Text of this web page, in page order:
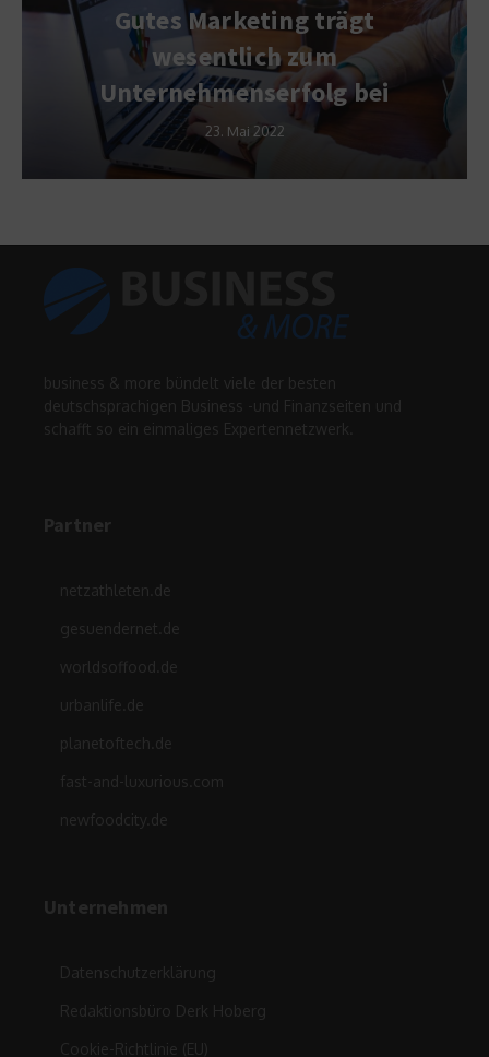
Gutes Marketing trägt
wesentlich zum
Unternehmenserfolg bei
23. Mai 2022
business & more bündelt viele der besten
deutschsprachigen Business -und Finanzseiten und
schafft so ein einmaliges Expertennetzwerk.
Partner
netzathleten.de
gesuendernet.de
worldsoffood.de
urbanlife.de
planetoftech.de
fast-and-luxurious.com
newfoodcity.de
Unternehmen
Datenschutzerklärung
Redaktionsbüro Derk Hoberg
Cookie-Richtlinie (EU)